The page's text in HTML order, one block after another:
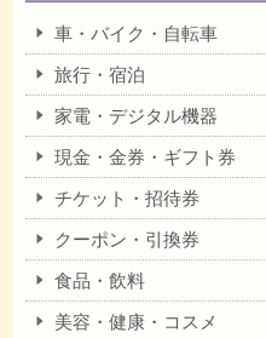
車・バイク・自転車
旅行・宿泊
家電・デジタル機器
現金・金券・ギフト券
チケット・招待券
クーポン・引換券
食品・飲料
美容・健康・コスメ